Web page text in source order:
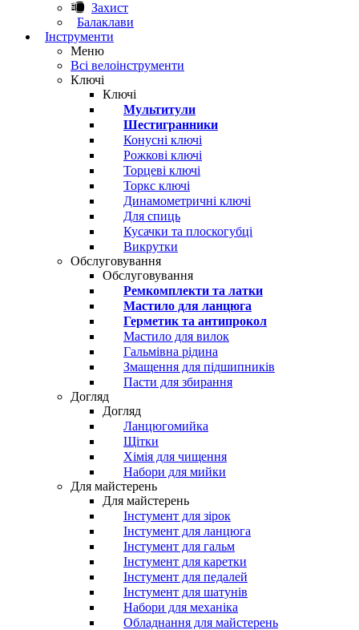
Захист
Балаклави
Інструменти
Меню
Всі велоінструменти
Ключі
Ключі
Мультитули
Шестигранники
Конусні ключі
Рожкові ключі
Торцеві ключі
Торкс ключі
Динамометричні ключі
Для спиць
Кусачки та плоскогубці
Викрутки
Обслуговування
Обслуговування
Ремкомплекти та латки
Мастило для ланцюга
Герметик та антипрокол
Мастило для вилок
Гальмівна рідина
Змащення для підшипників
Пасти для збирання
Догляд
Догляд
Ланцюгомийка
Щітки
Хімія для чищення
Набори для мийки
Для майстерень
Для майстерень
Інстумент для зірок
Інстумент для ланцюга
Інстумент для гальм
Інстумент для каретки
Інстумент для педалей
Інстумент для шатунів
Набори для механіка
Обладнання для майстерень